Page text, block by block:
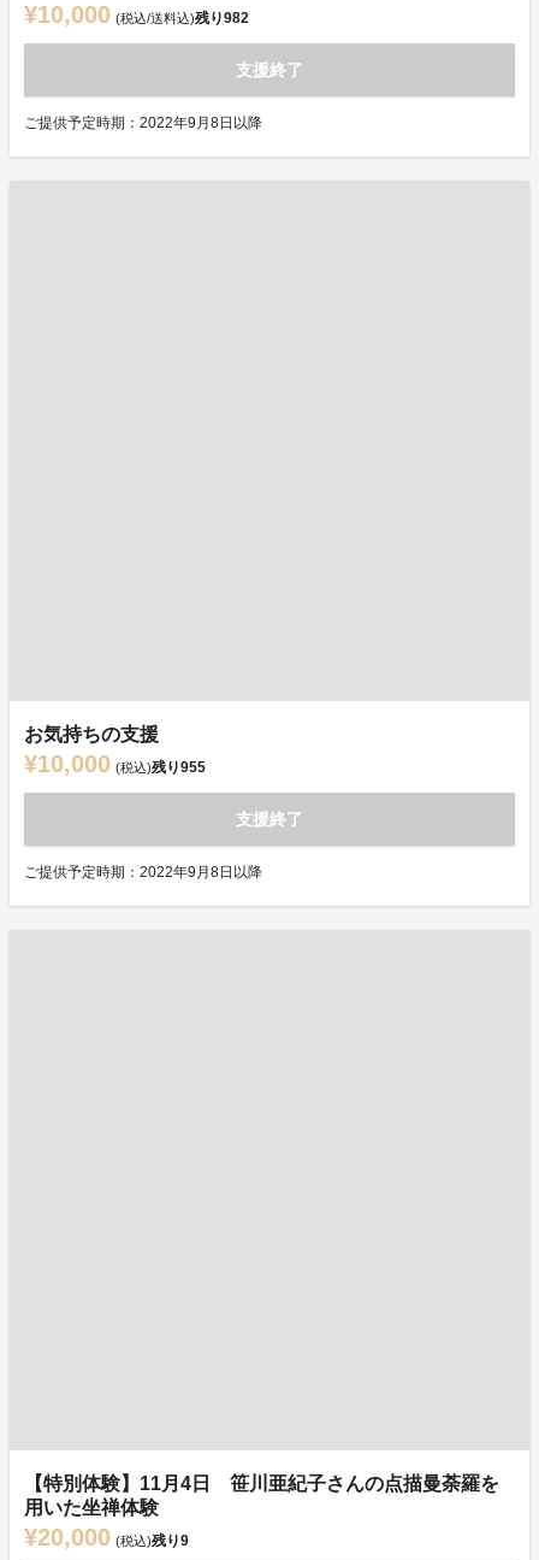
¥10,000 (税込/送料込)残り982
支援終了
ご提供予定時期：2022年9月8日以降
お気持ちの支援
¥10,000 (税込)残り955
支援終了
ご提供予定時期：2022年9月8日以降
【特別体験】11月4日 笹川亜紀子さんの点描曼荼羅を
用いた坐禅体験
¥20,000 (税込)残り9